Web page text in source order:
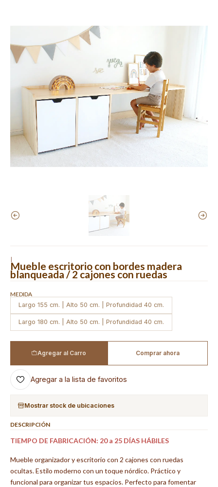
|
Mueble escritorio con bordes madera
blanqueada / 2 cajones con ruedas
MEDIDA
Largo 155 cm. | Alto 50 cm. | Profundidad 40 cm.
Largo 180 cm. | Alto 50 cm. | Profundidad 40 cm.
Agregar al Carro Comprar ahora
Agregar a la lista de favoritos
Mostrar stock de ubicaciones
DESCRIPCIÓN
TIEMPO DE FABRICACIÓN: 20 a 25 DÍAS HÁBILES
Mueble organizador y escritorio con 2 cajones con ruedas
ocultas. Estilo moderno con un toque nórdico. Práctico y
funcional para organizar tus espacios. Perfecto para fomentar